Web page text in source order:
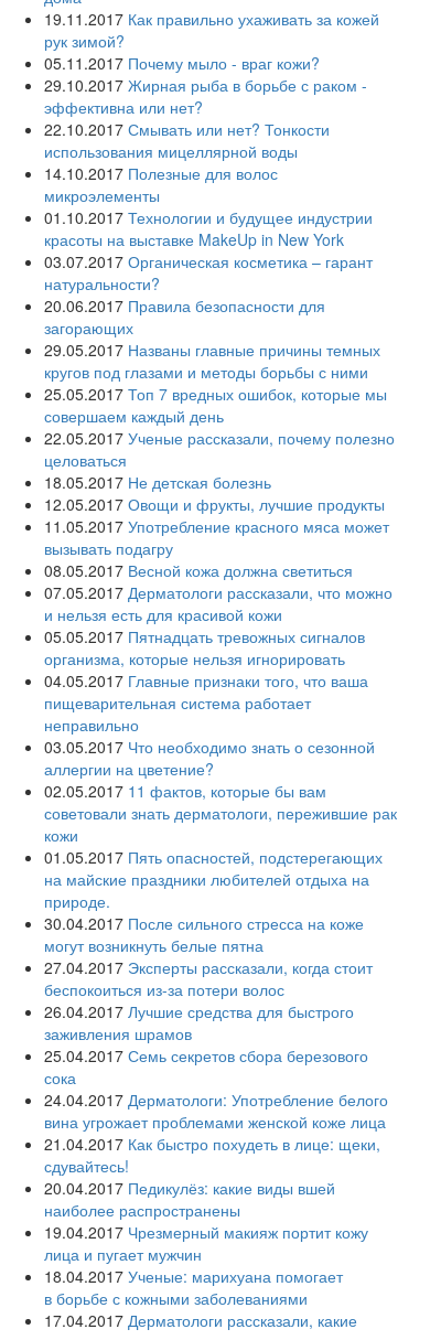
19.11.2017 Как правильно ухаживать за кожей
рук зимой?
05.11.2017 Почему мыло - враг кожи?
29.10.2017 Жирная рыба в борьбе с раком -
эффективна или нет?
22.10.2017 Смывать или нет? Тонкости
использования мицеллярной воды
14.10.2017 Полезные для волос
микроэлементы
01.10.2017 Технологии и будущее индустрии
красоты на выставке MakeUp in New York
03.07.2017 Органическая косметика – гарант
натуральности?
20.06.2017 Правила безопасности для
загорающих
29.05.2017 Названы главные причины темных
кругов под глазами и методы борьбы с ними
25.05.2017 Топ 7 вредных ошибок, которые мы
совершаем каждый день
22.05.2017 Ученые рассказали, почему полезно
целоваться
18.05.2017 Не детская болезнь
12.05.2017 Овощи и фрукты, лучшие продукты
11.05.2017 Употребление красного мяса может
вызывать подагру
08.05.2017 Весной кожа должна светиться
07.05.2017 Дерматологи рассказали, что можно
и нельзя есть для красивой кожи
05.05.2017 Пятнадцать тревожных сигналов
организма, которые нельзя игнорировать
04.05.2017 Главные признаки того, что ваша
пищеварительная система работает
неправильно
03.05.2017 Что необходимо знать о сезонной
аллергии на цветение?
02.05.2017 11 фактов, которые бы вам
советовали знать дерматологи, пережившие рак
кожи
01.05.2017 Пять опасностей, подстерегающих
на майские праздники любителей отдыха на
природе.
30.04.2017 После сильного стресса на коже
могут возникнуть белые пятна
27.04.2017 Эксперты рассказали, когда стоит
беспокоиться из-за потери волос
26.04.2017 Лучшие средства для быстрого
заживления шрамов
25.04.2017 Семь секретов сбора березового
сока
24.04.2017 Дерматологи: Употребление белого
вина угрожает проблемами женской коже лица
21.04.2017 Как быстро похудеть в лице: щеки,
сдувайтесь!
20.04.2017 Педикулёз: какие виды вшей
наиболее распространены
19.04.2017 Чрезмерный макияж портит кожу
лица и пугает мужчин
18.04.2017 Ученые: марихуана помогает
в борьбе с кожными заболеваниями
17.04.2017 Дерматологи рассказали, какие